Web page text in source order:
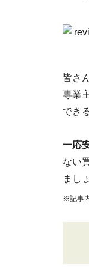
皆さ
専業
でき
一応
ない
まし
※記事